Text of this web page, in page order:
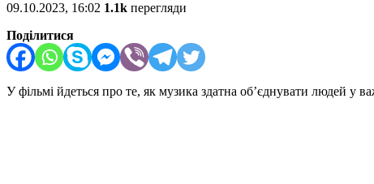
09.10.2023, 16:02 1.1k перегляди
Поділитися
У фільмі йдеться про те, як музика здатна об’єднувати людей у